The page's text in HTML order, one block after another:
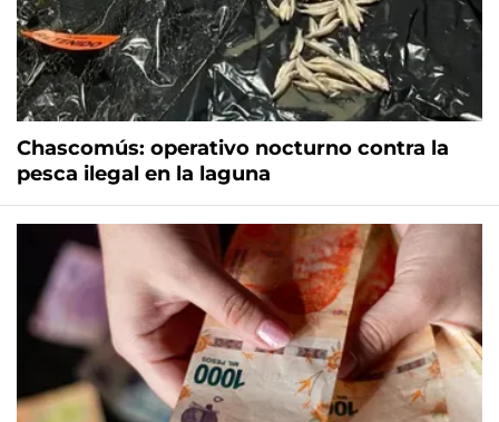
Chascomús: operativo nocturno contra la
pesca ilegal en la laguna